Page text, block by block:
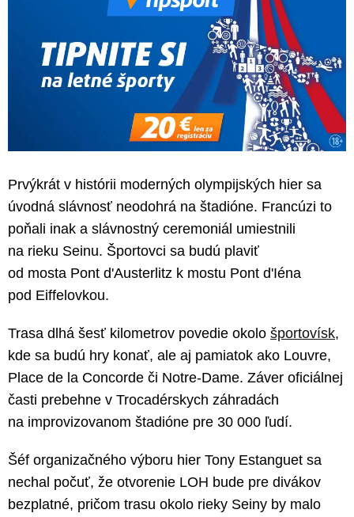
Prvýkrát v histórii moderných olympijských hier sa
úvodná slávnosť neodohrá na štadióne. Francúzi to
poňali inak a slávnostný ceremoniál umiestnili
na rieku Seinu. Športovci sa budú plaviť
od mosta Pont d'Austerlitz k mostu Pont d'Iéna
pod Eiffelovkou.
Trasa dlhá šesť kilometrov povedie okolo športovísk,
kde sa budú hry konať, ale aj pamiatok ako Louvre,
Place de la Concorde či Notre-Dame. Záver oficiálnej
časti prebehne v Trocadérskych záhradách
na improvizovanom štadióne pre 30 000 ľudí.
Šéf organizačného výboru hier Tony Estanguet sa
nechal počuť, že otvorenie LOH bude pre divákov
bezplatné, pričom trasu okolo rieky Seiny by malo